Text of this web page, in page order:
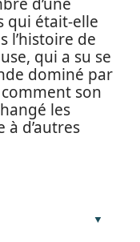
qui était-elle
l’histoire de
qui a su se
dominé par
son
les
d’autres